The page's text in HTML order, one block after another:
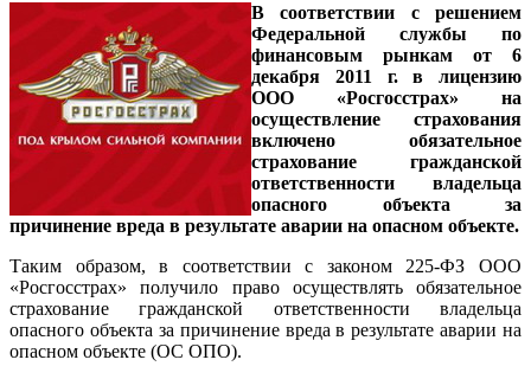
В соответствии с решением
Федеральной службы по
финансовым рынкам от 6
декабря 2011 г. в лицензию
ООО «Росгосстрах» на
осуществление страхования
включено обязательное
страхование гражданской
ответственности владельца
опасного объекта за
причинение вреда в результате аварии на опасном объекте.
Таким образом, в соответствии с законом 225-ФЗ ООО
«Росгосстрах» получило право осуществлять обязательное
страхование гражданской ответственности владельца
опасного объекта за причинение вреда в результате аварии на
опасном объекте (ОС ОПО).